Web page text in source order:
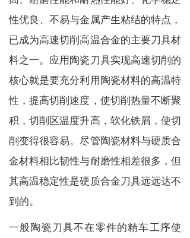
性优良、不易与金属产生粘结的特点，
已成为高速切削高温合金的主要刀具材
料之一。应用陶瓷刀具实现高速切削的
核心就是要充分利用陶瓷材料的高温特
性，提高切削速度，使切削热量不断聚
积，切削区温度升高，软化铁屑，使切
削变得很容易。尽管陶瓷材料与硬质合
金材料相比韧性与耐磨性相差很多，但
其高温稳定性是硬质合金刀具远远达不
到的。
一般陶瓷刀具不在零件的精车工序使